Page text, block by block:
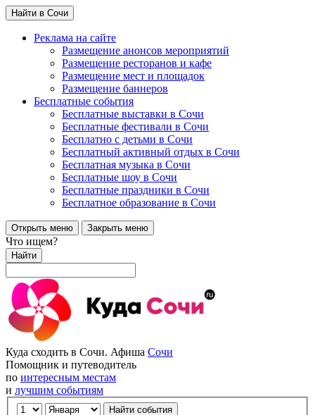
Найти в Сочи
Реклама на сайте
Размещение анонсов мероприятий
Размещение ресторанов и кафе
Размещение мест и площадок
Размещение баннеров
Бесплатные события
Бесплатные выставки в Сочи
Бесплатные фестивали в Сочи
Бесплатно с детьми в Сочи
Бесплатный активный отдых в Сочи
Бесплатная музыка в Сочи
Бесплатные шоу в Сочи
Бесплатные праздники в Сочи
Бесплатное образование в Сочи
Открыть меню Закрыть меню
Что ищем?
Найти
Куда сходить в Сочи. Афиша Сочи
Помощник и путеводитель
по интересным местам
и лучшим событиям